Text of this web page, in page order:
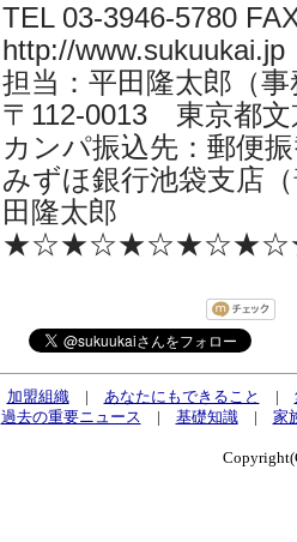
TEL 03-3946-5780
http://www.sukuukai.jp
担当：平田隆太郎（
〒112-0013 東京都文
カンパ振込先：郵便
みずほ銀行池袋支店
田隆太郎
加盟組織| あなたにもできること |
過去の重要ニュース | 基礎知識| 家